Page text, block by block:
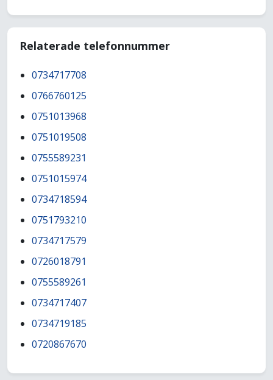
Relaterade telefonnummer
0734717708
0766760125
0751013968
0751019508
0755589231
0751015974
0734718594
0751793210
0734717579
0726018791
0755589261
0734717407
0734719185
0720867670